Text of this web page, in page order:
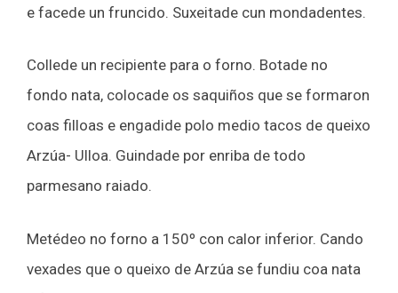
e facede un fruncido. Suxeitade cun mondadentes.
Collede un recipiente para o forno. Botade no
fondo nata, colocade os saquiños que se formaron
coas filloas e engadide polo medio tacos de queixo
Arzúa- Ulloa. Guindade por enriba de todo
parmesano raiado.
Metédeo no forno a 150º con calor inferior. Cando
vexades que o queixo de Arzúa se fundiu coa nata